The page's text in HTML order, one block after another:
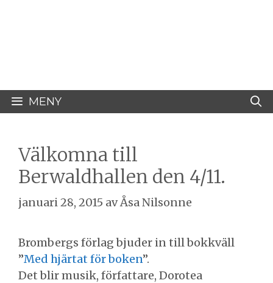
MENY
Välkomna till
Berwaldhallen den 4/11.
januari 28, 2015 avÅsa Nilsonne
Brombergs förlag bjuder in till bokkväll
”Med hjärtat för boken”.
Det blir musik, författare, Dorotea